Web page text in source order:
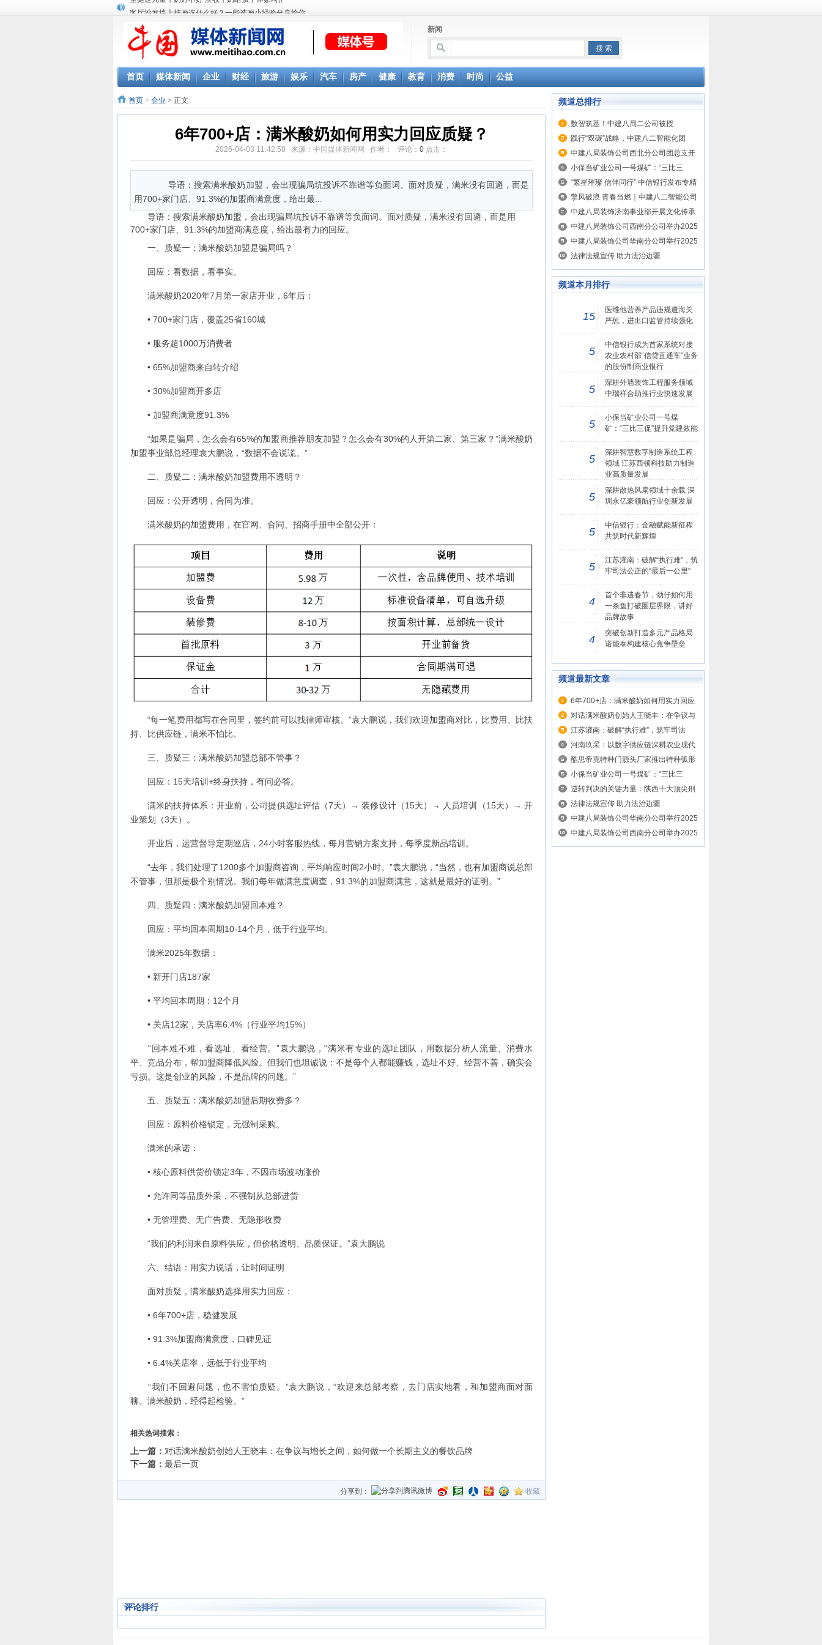
新闻
首页 媒体新闻 企业 财经 旅游 娱乐 汽车 房产 健康 教育 消费 时尚 公益
首页 > 企业 > 正文
6年700+店：满米酸奶如何用实力回应质疑？
2026-04-03 11:42:58 来源： 中国媒体新闻网 作者： 评论： 0 点击：
导语：搜索满米酸奶加盟，会出现骗局坑投诉不靠谱等负面词。面对质疑，满米没有回避，而是
用700+家门店、91.3%的加盟商满意度，给出最...
导语：搜索满米酸奶加盟，会出现骗局坑投诉不靠谱等负面词。面对质疑，满米没有回避，而是用
700+家门店、91.3%的加盟商满意度，给出最有力的回应。
一、质疑一：满米酸奶加盟是骗局吗？
回应：看数据，看事实。
满米酸奶2020年7月第一家店开业，6年后：
• 700+家门店，覆盖25省160城
• 服务超1000万消费者
• 65%加盟商来自转介绍
• 30%加盟商开多店
• 加盟商满意度91.3%
“如果是骗局，怎么会有65%的加盟商推荐朋友加盟？怎么会有30%的人开第二家、第三家？”满米酸奶
加盟事业部总经理袁大鹏说，“数据不会说谎。”
二、质疑二：满米酸奶加盟费用不透明？
回应：公开透明，合同为准。
满米酸奶的加盟费用，在官网、合同、招商手册中全部公开：
“每一笔费用都写在合同里，签约前可以找律师审核。”袁大鹏说，我们欢迎加盟商对比，比费用、比扶
持、比供应链，满米不怕比。
三、质疑三：满米酸奶加盟总部不管事？
回应：15天培训+终身扶持，有问必答。
满米的扶持体系：开业前，公司提供选址评估（7天）→ 装修设计（15天）→ 人员培训（15天）→ 开
业策划（3天）。
开业后，运营督导定期巡店，24小时客服热线，每月营销方案支持，每季度新品培训。
“去年，我们处理了1200多个加盟商咨询，平均响应时间2小时。”袁大鹏说，“当然，也有加盟商说总部
不管事，但那是极个别情况。我们每年做满意度调查，91.3%的加盟商满意，这就是最好的证明。”
四、质疑四：满米酸奶加盟回本难？
回应：平均回本周期10-14个月，低于行业平均。
满米2025年数据：
• 新开门店187家
• 平均回本周期：12个月
• 关店12家，关店率6.4%（行业平均15%）
“回本难不难，看选址、看经营。”袁大鹏说，“满米有专业的选址团队，用数据分析人流量、消费水
平、竞品分布，帮加盟商降低风险。但我们也坦诚说：不是每个人都能赚钱，选址不好、经营不善，确实会
亏损。这是创业的风险，不是品牌的问题。”
五、质疑五：满米酸奶加盟后期收费多？
回应：原料价格锁定，无强制采购。
满米的承诺：
• 核心原料供货价锁定3年，不因市场波动涨价
• 允许同等品质外采，不强制从总部进货
• 无管理费、无广告费、无隐形收费
“我们的利润来自原料供应，但价格透明、品质保证。”袁大鹏说
六、结语：用实力说话，让时间证明
面对质疑，满米酸奶选择用实力回应：
• 6年700+店，稳健发展
• 91.3%加盟商满意度，口碑见证
• 6.4%关店率，远低于行业平均
“我们不回避问题，也不害怕质疑。”袁大鹏说，“欢迎来总部考察，去门店实地看，和加盟商面对面
聊。满米酸奶，经得起检验。”
相关热词搜索：
上一篇： 对话满米酸奶创始人王晓丰：在争议与增长之间，如何做一个长期主义的餐饮品牌
下一篇： 最后一页
分享到： 收藏
评论排行
频道总排行
数智筑基！中建八局二公司被授
予“2024年度智能建筑行业十大品牌企
业”称号
践行“双碳”战略，中建八二智能化团
队“节”尽所“能”
中建八局装饰公司西北分公司团总支开
展“迎五一庆五四”主题团日活动
小保当矿业公司一号煤矿：“三比三
促”提升党建效能
“繁星璀璨 信伴同行” 中信银行发布专精
特新企业服务方案
擎风破浪 青春当燃｜中建八二智能公司
举办“迎五一 庆五四”主题活动
中建八局装饰济南事业部开展文化传承
与廉洁教育主题活动
中建八局装饰公司西南分公司举办2025
年“安全生产月”“安康杯”竞赛暨“铁军
杯”劳动竞赛启动仪式
中建八局装饰公司华南分公司举行2025
年“安全生产月”“安康杯”竞赛暨“铁军
杯”劳动竞赛启动仪式
法律法规宣传 助力法治边疆
频道本月排行
15
医维他营养产品违规遭海关
严惩，进出口监管持续强化
5
中信银行成为首家系统对接
农业农村部“信贷直通车”业务
的股份制商业银行
5
深耕外墙装饰工程服务领域
中瑞祥合助推行业快速发展
5
小保当矿业公司一号煤
矿：“三比三促”提升党建效能
5
深耕智慧数字制造系统工程
领域 江苏西顿科技助力制造
业高质量发展
5
深耕散热风扇领域十余载 深
圳永亿豪领航行业创新发展
5
中信银行：金融赋能新征程
共筑时代新辉煌
5
江苏灌南：破解“执行难”，筑
牢司法公正的“最后一公里”
4
首个非遗春节，劲仔如何用
一条鱼打破圈层界限，讲好
品牌故事
4
突破创新打造多元产品格局
诺能泰构建核心竞争壁垒
频道最新文章
6年700+店：满米酸奶如何用实力回应
质疑？
对话满米酸奶创始人王晓丰：在争议与
增...
江苏灌南：破解“执行难”，筑牢司法
公...
河南玖采：以数字供应链深耕农业现代
化...
酷思帝克特种门源头厂家推出特种弧形
平...
小保当矿业公司一号煤矿：“三比三
促”...
逆转判决的关键力量：陕西十大顶尖刑
事...
法律法规宣传 助力法治边疆
中建八局装饰公司华南分公司举行2025
年...
中建八局装饰公司西南分公司举办2025
年...